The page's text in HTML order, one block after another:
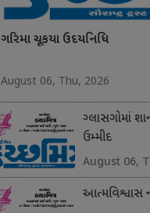
ગરિમા ચૂકયા ઉદયનિધિ
August 06, Thu, 2026
ગ્લાસગોમાં
ઉમ્મીદ
August 06,
આત્મવિશ્વાસ